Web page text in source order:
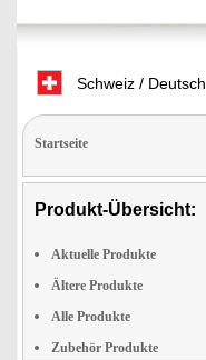
Schweiz / Deutsch
Startseite
Produkt-Übersicht:
Aktuelle Produkte
Ältere Produkte
Alle Produkte
Zubehör Produkte